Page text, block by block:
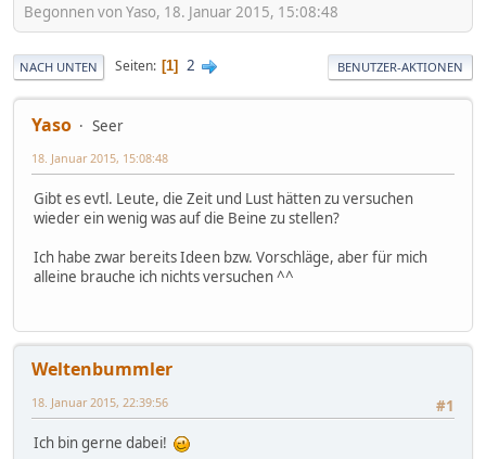
Begonnen von Yaso, 18. Januar 2015, 15:08:48
NACH UNTEN Seiten 1 2 BENUTZER-AKTIONEN
Yaso Seer
18. Januar 2015, 15:08:48
Gibt es evtl. Leute, die Zeit und Lust hätten zu versuchen
wieder ein wenig was auf die Beine zu stellen?
Ich habe zwar bereits Ideen bzw. Vorschläge, aber für mich
alleine brauche ich nichts versuchen ^^
Weltenbummler
#1
18. Januar 2015, 22:39:56
Ich bin gerne dabei!